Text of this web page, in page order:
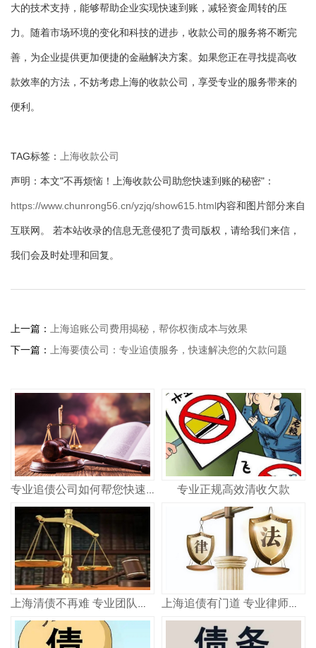
大的技术支持，能够帮助企业实现快速到账，减轻资金周转的压
力。随着市场环境的变化和科技的进步，收款公司的服务将不断完
善，为企业提供更加便捷的金融解决方案。如果您正在寻找提高收
款效率的方法，不妨考虑上海的收款公司，享受专业的服务带来的
便利。
TAG标签： 上海收款公司
声明：本文"不再烦恼！上海收款公司助您快速到账的秘密"：
https://www.chunrong56.cn/yzjq/show615.html内容和图片部分来自
互联网。 若本站收录的信息无意侵犯了贵司版权，请给我们来信，
我们会及时处理和回复。
上一篇： 上海追账公司费用揭秘，帮你权衡成本与效果
下一篇： 上海要债公司：专业追债服务，快速解决您的欠款问题
专业追债公司如何帮您快速追回欠款 合法高效不踩坑 专业正规高效清收欠款
上海清债不再难 专业团队教你如何快速收回欠款 上海追债有门道 专业律师教你高效要回钱